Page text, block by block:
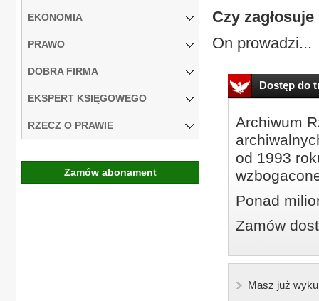
Czy
On prowadzi...
Dostęp do
Archiwum
od 1993
Ponad
Zamów
Masz już
EKONOMIA
PRAWO
DOBRA FIRMA
EKSPERT KSIĘGOWEGO
RZECZ O PRAWIE
Zamów abonament